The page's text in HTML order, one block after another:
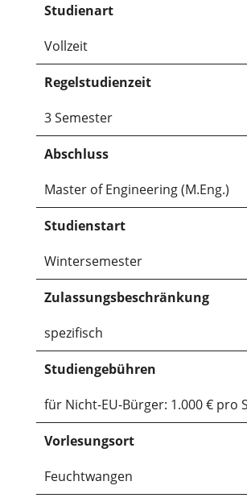
Studienart
Vollzeit
Regelstudienzeit
3 Semester
Abschluss
Master of Engineering (M.Eng.)
Studienstart
Wintersemester
Zulassungsbeschränkung
spezifisch
Studiengebühren
für Nicht-EU-Bürger: 1.000 € pro
Vorlesungsort
Feuchtwangen